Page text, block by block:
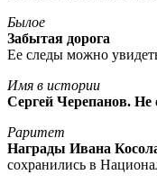
Былое
Забытая дорога
Ее следы можно
Имя в истории
Сергей Черепанов. Не
Раритет
Награды Ивана
сохранились в